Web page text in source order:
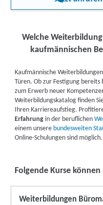
vermitteln wir Ihnen wichtige
zu arbeits-, sozial- und
möglichen
Sollten Sie arbeitssuchend
Agentur für Arbeit
Deutsche
Mehr zum Bildungsgutschein
Fördermöglichkeiten
Auch Berufstätige können
gefördert werden.
folgenden Kostenträgern
regionale Programme
Bundesländer)
steuerliche Förderung
Mehr zu den
Welche
kaufmännischen
Kaufmännische
Türen. Ob zur Festigung
zum Erwerb neuer
Weiterbildungskatalog finden
Ihren Karriereaufstieg.
Erfahrung in der beruflichen
einem unsere bundesweiten
Online-Schulungen sind möglich.
Folgende Kurse
Weiterbildungen